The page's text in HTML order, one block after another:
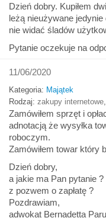
Dzień dobry. Kupiłem
leżą nieużywane
nie widać śladów
Pytanie oczekuje na
11/06/2020
Kategoria: Majątek
Rodzaj: zakupy internetowe
Zamówiłem sprzęt i
adnotacją że wysyłka
roboczym.
Zamówiłem towar który
Dzień dobry,
a jakie ma Pan pytanie
z pozwem o zapłatę ?
Pozdrawiam,
adwokat Bernadetta